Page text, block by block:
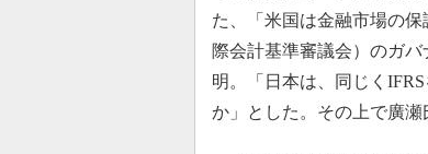
た、「米国は金融市場の
際会計基準審議会）のガ
明。「日本は、同じく
か」とした。その上で廣瀬